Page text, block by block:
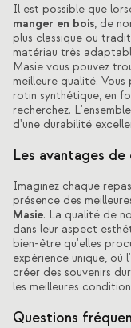
Il est possible que
manger en bois, de
plus classique ou
matériau très
Masie vous pouvez
meilleure qualité.
rotin synthétique, en
recherchez.
d'une durabilité
Les avantages
Imaginez chaque
présence des
Masie. La qualité de
dans leur aspect
bien-être qu'elles
expérience unique,
créer des souvenirs
les meilleures
Questions